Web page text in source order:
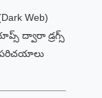
Web)
ద్వారా డ్రగ్స్